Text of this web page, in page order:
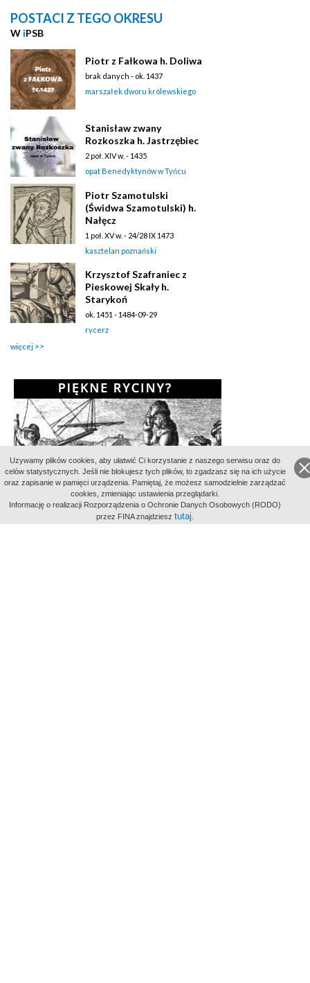
POSTACI Z TEGO OKRESU
W iPSB
Piotr z Fałkowa h. Doliwa
brak danych - ok. 1437
marszałek dworu królewskiego
Stanisław zwany
Rozkoszka h. Jastrzębiec
2 poł. XIV w. - 1435
opat Benedyktynów w Tyńcu
Piotr Szamotulski
(Świdwa Szamotulski) h.
Nałęcz
1 poł. XV w. - 24/28 IX 1473
kasztelan poznański
Krzysztof Szafraniec z
Pieskowej Skały h.
Starykoń
ok. 1451 - 1484-09-29
rycerz
więcej
Uzywamy plików cookies, aby ułatwić Ci korzystanie z naszego serwisu oraz do
celów statystycznych. Jeśli nie blokujesz tych plików, to zgadzasz się na ich użycie
oraz zapisanie w pamięci urządzenia. Pamiętaj, że możesz samodzielnie zarządzać
cookies, zmieniając ustawienia przeglądarki.
Informację o realizacji Rozporządzenia o Ochronie Danych Osobowych (RODO)
przez FINA znajdziesz tutaj